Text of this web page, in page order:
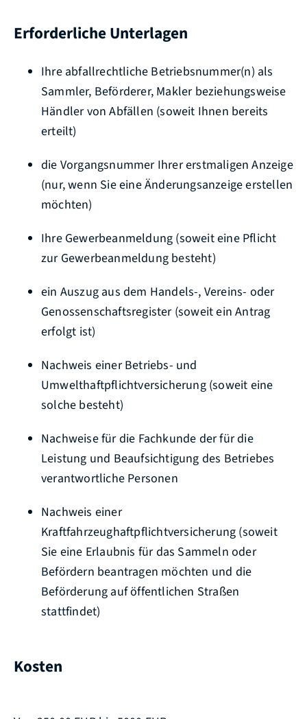
Erforderliche Unterlagen
Ihre abfallrechtliche Betriebsnummer(n) als
Sammler, Beförderer, Makler beziehungsweise
Händler von Abfällen (soweit Ihnen bereits
erteilt)
die Vorgangsnummer Ihrer erstmaligen Anzeige
(nur, wenn Sie eine Änderungsanzeige erstellen
möchten)
Ihre Gewerbeanmeldung (soweit eine Pflicht
zur Gewerbeanmeldung besteht)
ein Auszug aus dem Handels-, Vereins- oder
Genossenschaftsregister (soweit ein Antrag
erfolgt ist)
Nachweis einer Betriebs- und
Umwelthaftpflichtversicherung (soweit eine
solche besteht)
Nachweise für die Fachkunde der für die
Leistung und Beaufsichtigung des Betriebes
verantwortliche Personen
Nachweis einer
Kraftfahrzeughaftpflichtversicherung (soweit
Sie eine Erlaubnis für das Sammeln oder
Befördern beantragen möchten und die
Beförderung auf öffentlichen Straßen
stattfindet)
Kosten